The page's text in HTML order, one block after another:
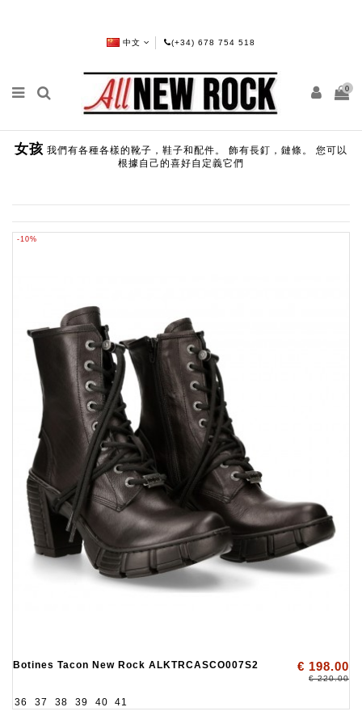
中文 (+34) 678 754 518
0
女孩 我們有各種各樣的靴子，鞋子和配件。 飾有長釘，鏈條。 您可以
根據自己的喜好自定義它們
-10%
Botines Tacon New Rock ALKTRCASCO007S2 € 198.00
€ 220.00
36 37 38 39 40 41